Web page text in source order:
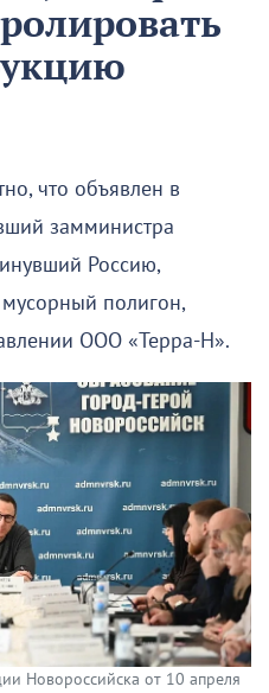
что объявлен в
замминистра
Россию,
полигон,
ООО «Терра-Н».
Новороссийска от 10 апреля